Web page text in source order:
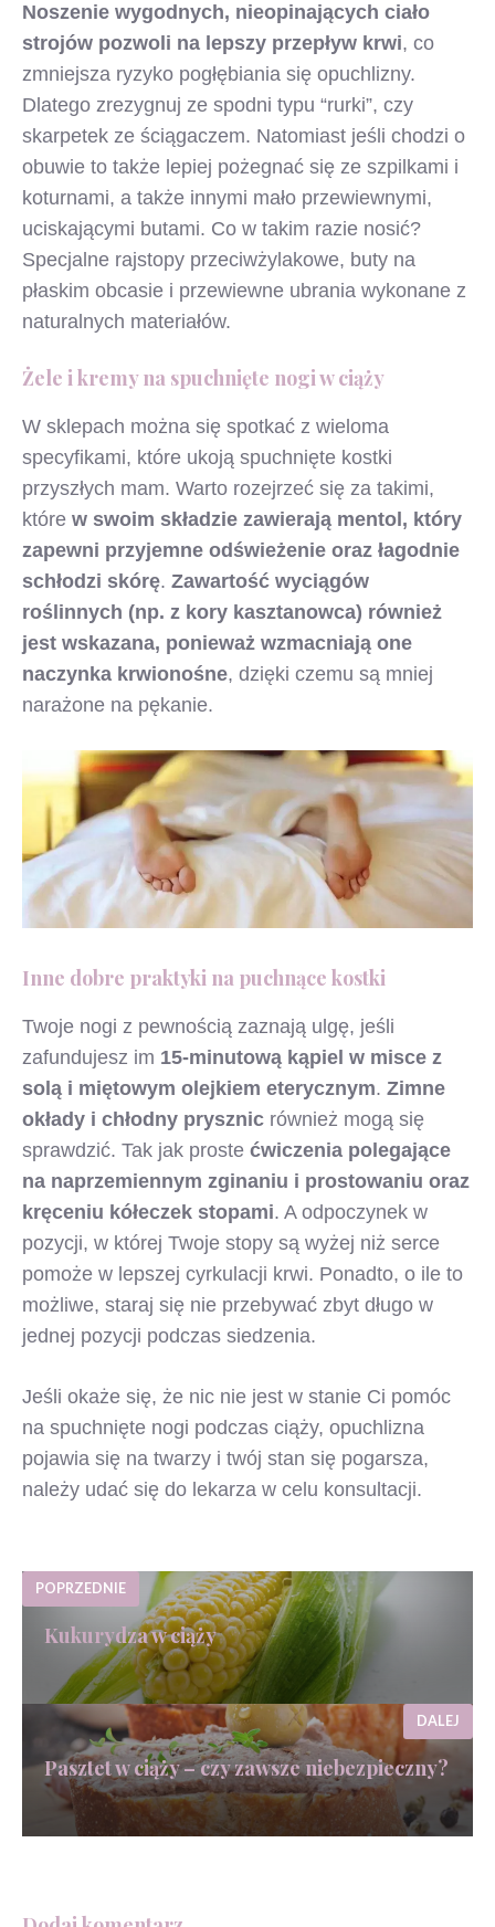
Noszenie wygodnych, nieopinających ciało
strojów pozwoli na lepszy przepływ krwi, co
zmniejsza ryzyko pogłębiania się opuchlizny.
Dlatego zrezygnuj ze spodni typu “rurki”, czy
skarpetek ze ściągaczem. Natomiast jeśli chodzi o
obuwie to także lepiej pożegnać się ze szpilkami i
koturnami, a także innymi mało przewiewnymi,
uciskającymi butami. Co w takim razie nosić?
Specjalne rajstopy przeciwżylakowe, buty na
płaskim obcasie i przewiewne ubrania wykonane z
naturalnych materiałów.
Żele i kremy na spuchnięte nogi w ciąży
W sklepach można się spotkać z wieloma
specyfikami, które ukoją spuchnięte kostki
przyszłych mam. Warto rozejrzeć się za takimi,
które w swoim składzie zawierają mentol, który
zapewni przyjemne odświeżenie oraz łagodnie
schłodzi skórę. Zawartość wyciągów
roślinnych (np. z kory kasztanowca) również
jest wskazana, ponieważ wzmacniają one
naczynka krwionośne, dzięki czemu są mniej
narażone na pękanie.
Inne dobre praktyki na puchnące kostki
Twoje nogi z pewnością zaznają ulgę, jeśli
zafundujesz im 15-minutową kąpiel w misce z
solą i miętowym olejkiem eterycznym. Zimne
okłady i chłodny prysznic również mogą się
sprawdzić. Tak jak proste ćwiczenia polegające
na naprzemiennym zginaniu i prostowaniu oraz
kręceniu kółeczek stopami. A odpoczynek w
pozycji, w której Twoje stopy są wyżej niż serce
pomoże w lepszej cyrkulacji krwi. Ponadto, o ile to
możliwe, staraj się nie przebywać zbyt długo w
jednej pozycji podczas siedzenia.
Jeśli okaże się, że nic nie jest w stanie Ci pomóc
na spuchnięte nogi podczas ciąży, opuchlizna
pojawia się na twarzy i twój stan się pogarsza,
należy udać się do lekarza w celu konsultacji.
POPRZEDNIE
Kukurydza w ciąży
Pasztet w ciąży – czy zawsze niebezpieczny?
DALEJ